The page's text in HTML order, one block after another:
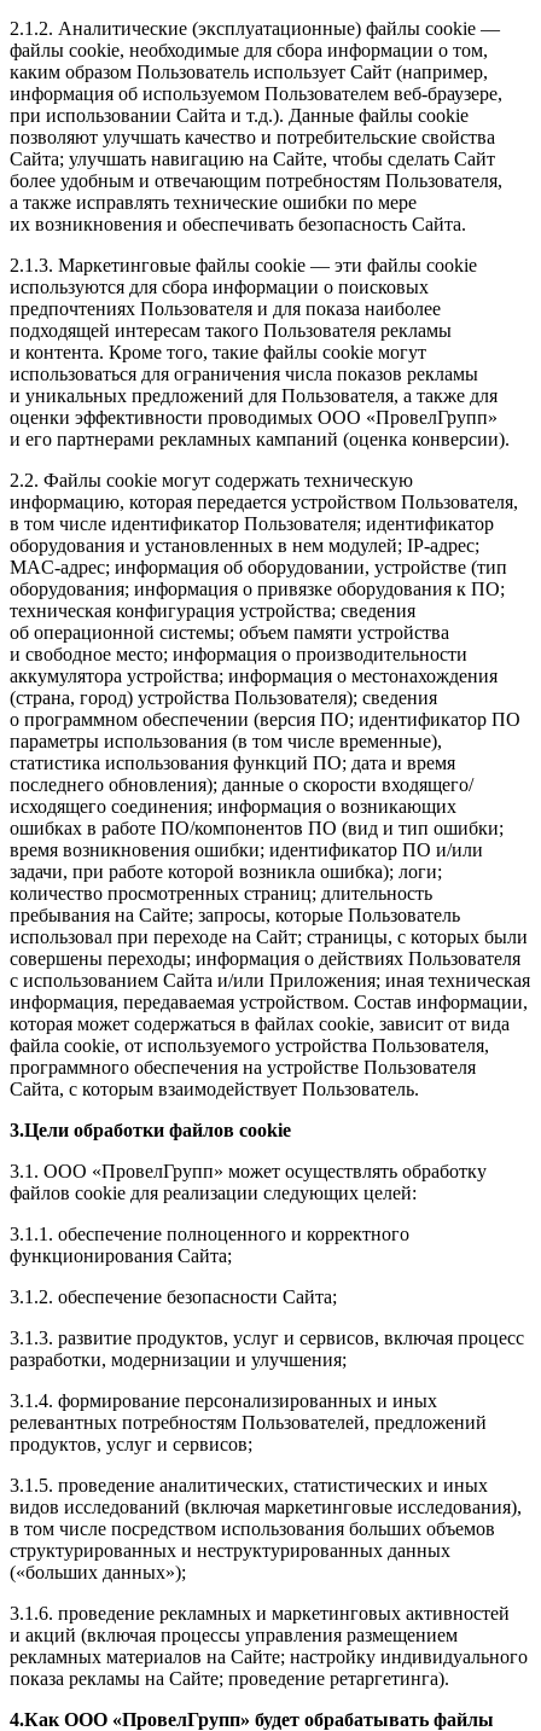
2.1.2. Аналитические (эксплуатационные) файлы cookie —
файлы cookie, необходимые для сбора информации о том,
каким образом Пользователь использует Сайт (например,
информация об используемом Пользователем веб-браузере,
при использовании Сайта и т.д.). Данные файлы cookie
позволяют улучшать качество и потребительские свойства
Сайта; улучшать навигацию на Сайте, чтобы сделать Сайт
более удобным и отвечающим потребностям Пользователя,
а также исправлять технические ошибки по мере
их возникновения и обеспечивать безопасность Сайта.
2.1.3. Маркетинговые файлы cookie — эти файлы cookie
используются для сбора информации о поисковых
предпочтениях Пользователя и для показа наиболее
подходящей интересам такого Пользователя рекламы
и контента. Кроме того, такие файлы cookie могут
использоваться для ограничения числа показов рекламы
и уникальных предложений для Пользователя, а также для
оценки эффективности проводимых ООО «ПровелГрупп»
и его партнерами рекламных кампаний (оценка конверсии).
2.2. Файлы cookie могут содержать техническую
информацию, которая передается устройством Пользователя,
в том числе идентификатор Пользователя; идентификатор
оборудования и установленных в нем модулей; IP-адрес;
MAC-адрес; информация об оборудовании, устройстве (тип
оборудования; информация о привязке оборудования к ПО;
техническая конфигурация устройства; сведения
об операционной системы; объем памяти устройства
и свободное место; информация о производительности
аккумулятора устройства; информация о местонахождения
(страна, город) устройства Пользователя); сведения
о программном обеспечении (версия ПО; идентификатор ПО
параметры использования (в том числе временные),
статистика использования функций ПО; дата и время
последнего обновления); данные о скорости входящего/
исходящего соединения; информация о возникающих
ошибках в работе ПО/компонентов ПО (вид и тип ошибки;
время возникновения ошибки; идентификатор ПО и/или
задачи, при работе которой возникла ошибка); логи;
количество просмотренных страниц; длительность
пребывания на Сайте; запросы, которые Пользователь
использовал при переходе на Сайт; страницы, с которых были
совершены переходы; информация о действиях Пользователя
с использованием Сайта и/или Приложения; иная техническая
информация, передаваемая устройством. Состав информации,
которая может содержаться в файлах cookie, зависит от вида
файла cookie, от используемого устройства Пользователя,
программного обеспечения на устройстве Пользователя
Сайта, с которым взаимодействует Пользователь.
3.Цели обработки файлов cookie
3.1. ООО «ПровелГрупп» может осуществлять обработку
файлов cookie для реализации следующих целей:
3.1.1. обеспечение полноценного и корректного
функционирования Сайта;
3.1.2. обеспечение безопасности Сайта;
3.1.3. развитие продуктов, услуг и сервисов, включая процесс
разработки, модернизации и улучшения;
3.1.4. формирование персонализированных и иных
релевантных потребностям Пользователей, предложений
продуктов, услуг и сервисов;
3.1.5. проведение аналитических, статистических и иных
видов исследований (включая маркетинговые исследования),
в том числе посредством использования больших объемов
структурированных и неструктурированных данных
(«больших данных»);
3.1.6. проведение рекламных и маркетинговых активностей
и акций (включая процессы управления размещением
рекламных материалов на Сайте; настройку индивидуального
показа рекламы на Сайте; проведение ретаргетинга).
4.Как ООО «ПровелГрупп» будет обрабатывать файлы